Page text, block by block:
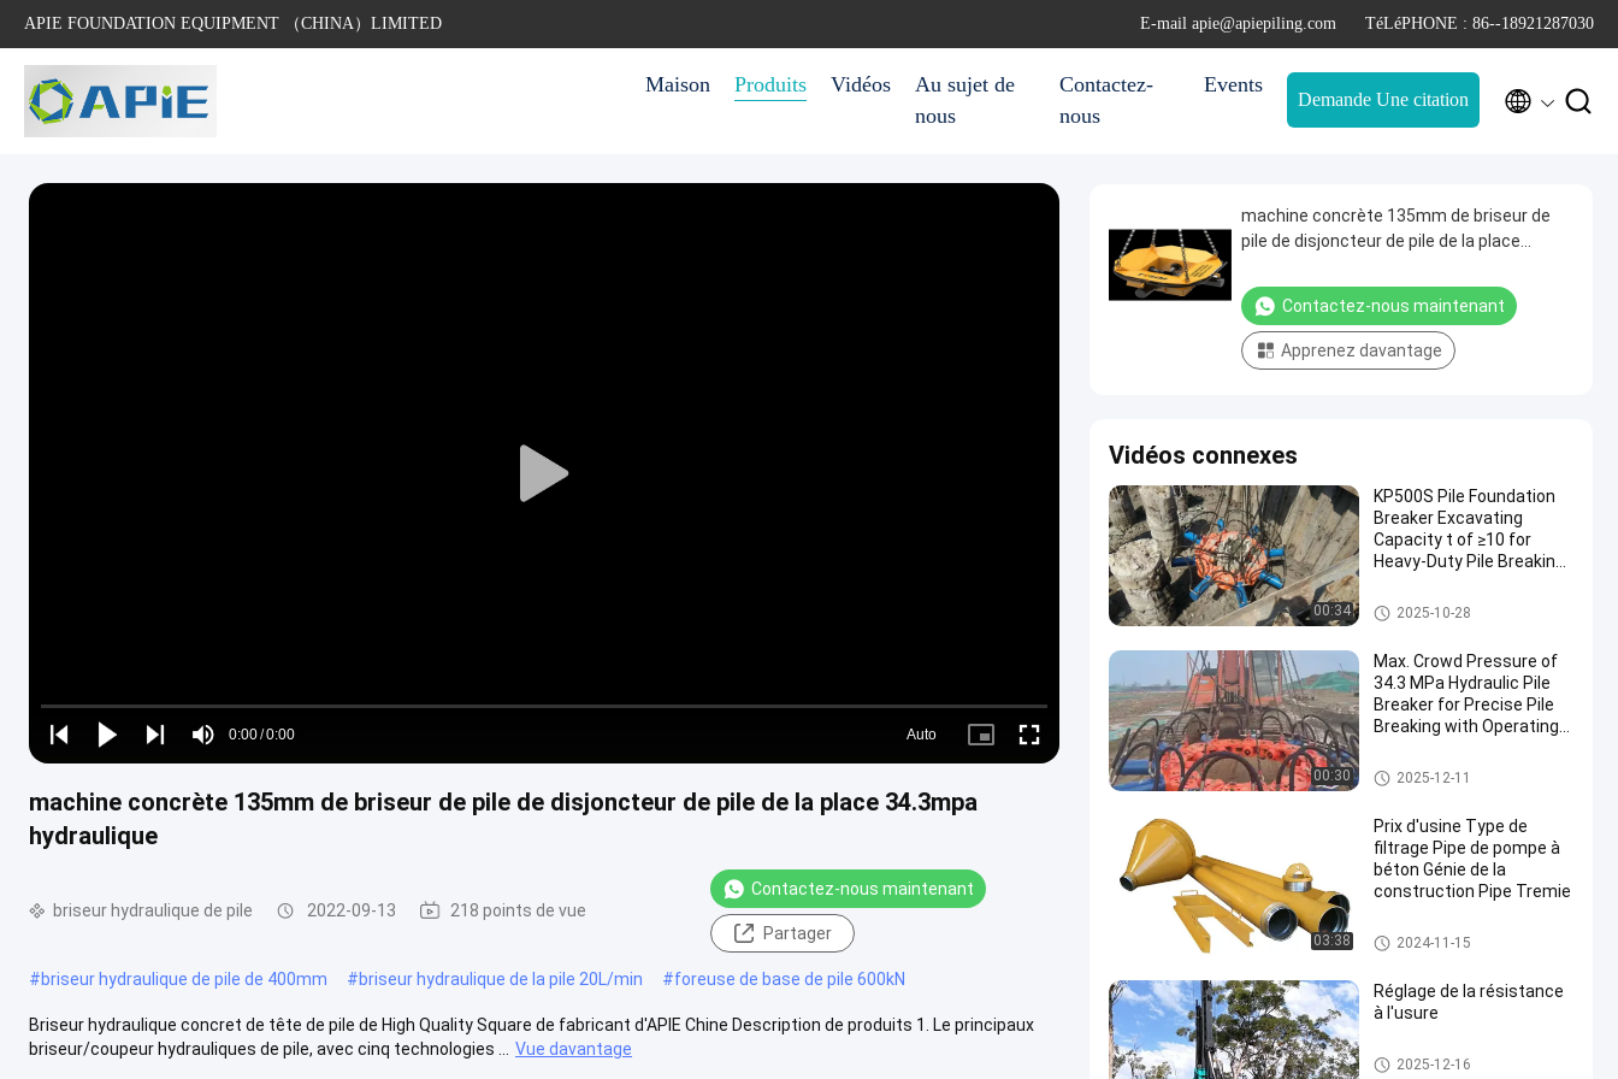
APIE FOUNDATION EQUIPMENT （CHINA）LIMITED E-mail apie@apiepiling.com TéLéPHONE : 86--18921287030
Maison Produits Vidéos
Au sujet de
nous
Contactez-
nous
Events
Demande Une citation  
Play
Play
Play
Play
Mute
Time
0:00/0:00
Loaded:
0%
Auto
Picture- Fullscreen
machine concrète 135mm de briseur de pile de disjoncteur de pile de la place 34.3mpa
hydraulique
briseur hydraulique de pile 2022-09-13 218 points de vue
Contactez-nous maintenant
Partager
#briseur hydraulique de pile de 400mm #briseur hydraulique de la pile 20L/min #foreuse de base de pile 600kN
Briseur hydraulique concret de tête de pile de High Quality Square de fabricant d'APIE Chine Description de produits 1. Le principaux
briseur/coupeur hydrauliques de pile, avec cinq technologies ...
Vue davantage
machine concrète 135mm de briseur de
pile de disjoncteur de pile de la place
Contactez-nous maintenant
Apprenez davantage
Vidéos connexes
00:34
KP500S Pile Foundation
Breaker Excavating
Capacity t of ≥10 for
Heavy-Duty Pile Breaking
briseur hydraulique de pile
2025-10-28
00:30
Max. Crowd Pressure of
34.3 MPa Hydraulic Pile
Breaker for Precise Pile
Breaking with Operating
mm
briseur hydraulique de pile
2025-12-11
03:38
Prix d'usine Type de
filtrage Pipe de pompe à
béton Génie de la
construction Pipe Tremie
Perçage Rig Tool
2024-11-15
Réglage de la résistance
à l'usure
Plate-forme de forage multifon
2025-12-16